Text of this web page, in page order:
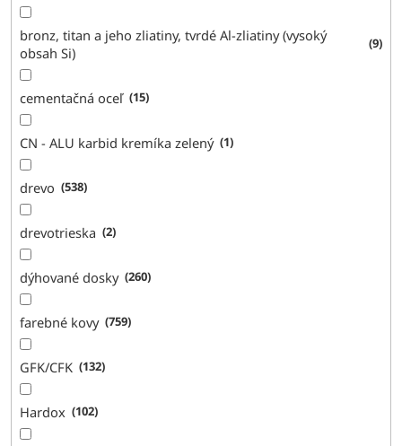
bronz, titan a jeho zliatiny, tvrdé Al-zliatiny (vysoký
obsah Si)
9
cementačná oceľ 15
CN - ALU karbid kremíka zelený 1
drevo 538
drevotrieska 2
dýhované dosky 260
farebné kovy 759
GFK/CFK 132
Hardox 102